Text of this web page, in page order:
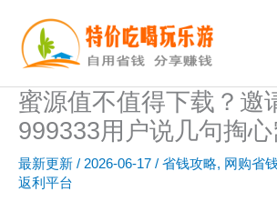
容
蜜源值不值得下载？邀
999333用户说几句掏
最新更新 / 2026-06-17 / 省钱攻略, 网购省
返利平台